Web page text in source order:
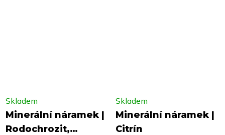
Minerální náramek |
Rodochrozit,
Skladem
Minerální náramek |
Citrín
Skladem